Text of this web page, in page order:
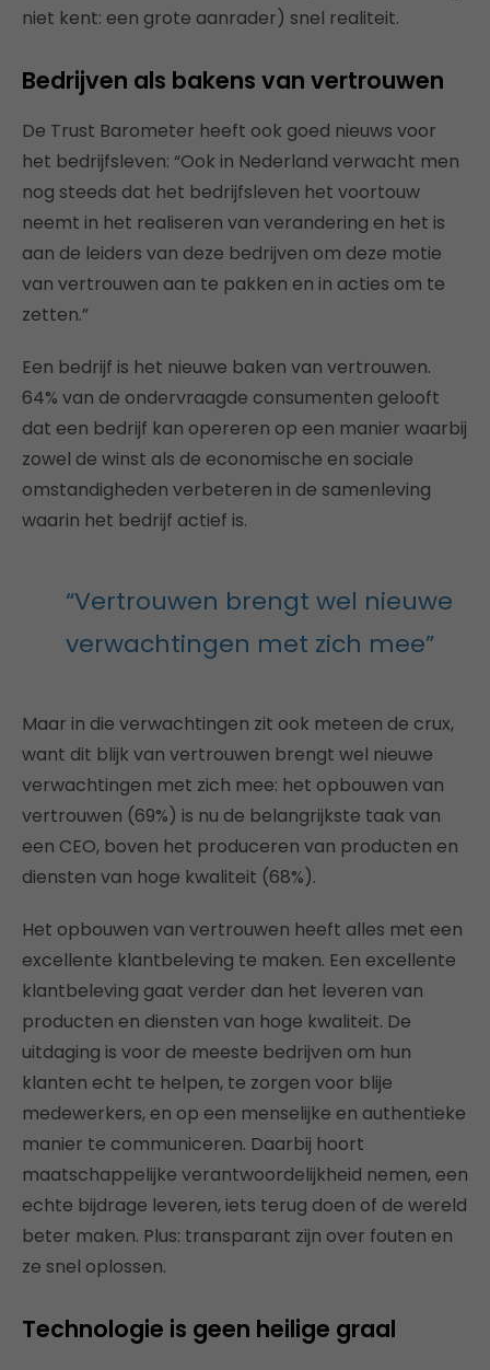
niet kent: een grote aanrader) snel realiteit.
Bedrijven als bakens van vertrouwen
De Trust Barometer heeft ook goed nieuws voor
het bedrijfsleven: “Ook in Nederland verwacht men
nog steeds dat het bedrijfsleven het voortouw
neemt in het realiseren van verandering en het is
aan de leiders van deze bedrijven om deze motie
van vertrouwen aan te pakken en in acties om te
zetten.”
Een bedrijf is het nieuwe baken van vertrouwen.
64% van de ondervraagde consumenten gelooft
dat een bedrijf kan opereren op een manier waarbij
zowel de winst als de economische en sociale
omstandigheden verbeteren in de samenleving
waarin het bedrijf actief is.
“Vertrouwen brengt wel nieuwe
verwachtingen met zich mee”
Maar in die verwachtingen zit ook meteen de crux,
want dit blijk van vertrouwen brengt wel nieuwe
verwachtingen met zich mee: het opbouwen van
vertrouwen (69%) is nu de belangrijkste taak van
een CEO, boven het produceren van producten en
diensten van hoge kwaliteit (68%).
Het opbouwen van vertrouwen heeft alles met een
excellente klantbeleving te maken. Een excellente
klantbeleving gaat verder dan het leveren van
producten en diensten van hoge kwaliteit. De
uitdaging is voor de meeste bedrijven om hun
klanten echt te helpen, te zorgen voor blije
medewerkers, en op een menselijke en authentieke
manier te communiceren. Daarbij hoort
maatschappelijke verantwoordelijkheid nemen, een
echte bijdrage leveren, iets terug doen of de wereld
beter maken. Plus: transparant zijn over fouten en
ze snel oplossen.
Technologie is geen heilige graal